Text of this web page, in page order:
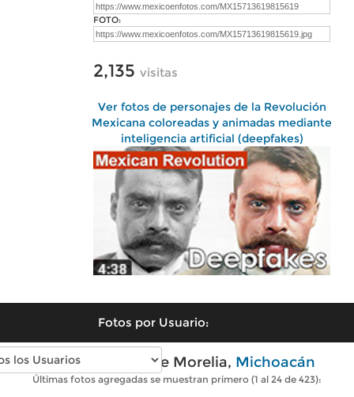
FOTO:
2,135 visitas
Ver fotos de personajes de la Revolución
Mexicana coloreadas y animadas mediante
inteligencia artificial (deepfakes)
Fotos por Usuario:
Fotos antiguas de Morelia, Michoacán
Últimas fotos agregadas se muestran primero (1 al 24 de 423):